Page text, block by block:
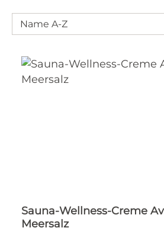
Sauna-Wellness-Creme
Meersalz